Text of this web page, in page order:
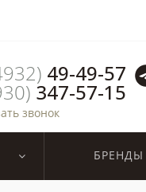
49-49-57
347-57-15
звонок
БРЕНДЫ